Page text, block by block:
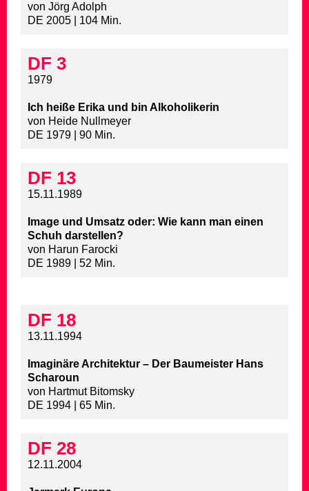
von Jörg Adolph
DE 2005 | 104 Min.
DF 3
1979
Ich heiße Erika und bin Alkoholikerin
von Heide Nullmeyer
DE 1979 | 90 Min.
DF 13
15.11.1989
Image und Umsatz oder: Wie kann man einen
Schuh darstellen?
von Harun Farocki
DE 1989 | 52 Min.
DF 18
13.11.1994
Imaginäre Architektur – Der Baumeister Hans
Scharoun
von Hartmut Bitomsky
DE 1994 | 65 Min.
DF 28
12.11.2004